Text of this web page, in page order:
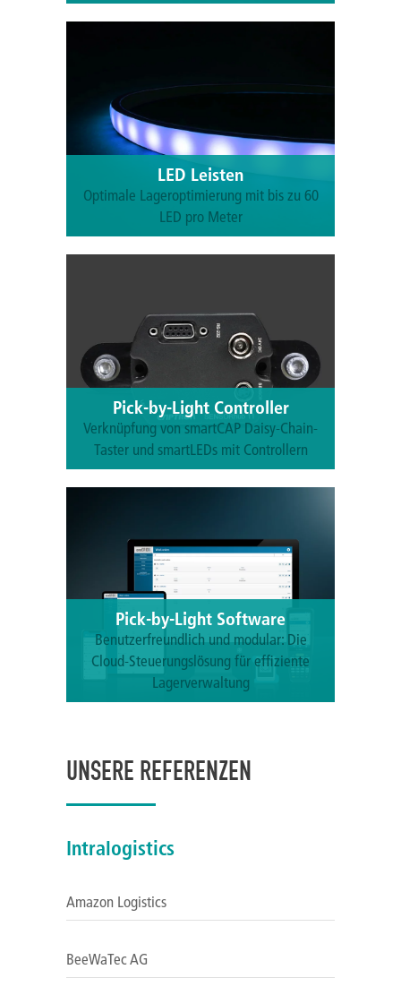
Mehr erfahren
LED Leisten
Optimale Lageroptimierung mit bis zu 60
LED pro Meter
Mehr erfahren
Pick-by-Light Controller
Verknüpfung von smartCAP Daisy-Chain-
Taster und smartLEDs mit Controllern
Mehr erfahren
Pick-by-Light Software
Benutzerfreundlich und modular: Die
Cloud-Steuerungslösung für effiziente
Lagerverwaltung
UNSERE REFERENZEN
Intralogistics
Amazon Logistics
BeeWaTec AG